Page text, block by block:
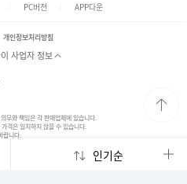
PC버전 APP다운
개인정보처리방침
사업자 정보
무와 책임은 각 판매업체에 있습니다.
격은 일치하지 않을 수 있습니다.
랍니다.
인기순